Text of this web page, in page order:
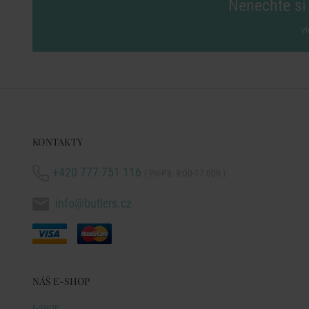
Nenechte
KONTAKTY
+420 777 751 116
info@butlers.cz
NÁŠ E-SHOP